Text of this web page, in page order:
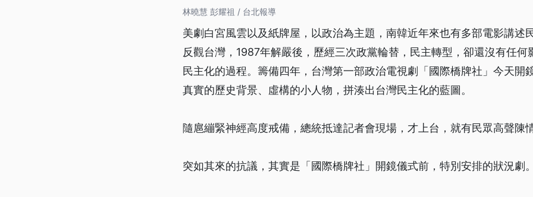
林曉慧 彭耀祖 / 台北報導
美劇白宮風雲以及紙牌屋，以政治為主題，南韓近年來也有多部電影講述
反觀台灣，1987年解嚴後，歷經三次政黨輪替，民主轉型，卻還沒有任何
民主化的過程。籌備四年，台灣第一部政治電視劇「國際橋牌社」今天開
真實的歷史背景、虛構的小人物，拼湊出台灣民主化的藍圖。
隨扈繃緊神經高度戒備，總統抵達記者會現場，才上台，就有民眾高聲陳
突如其來的抗議，其實是「國際橋牌社」開鏡儀式前，特別安排的狀況劇